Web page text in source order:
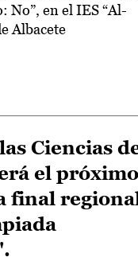
No”, en el IES “Al-
Albacete
Ciencias
el próximo
final